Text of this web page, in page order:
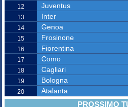
12 Juventus
13 Inter
14 Genoa
15 Frosinone
16 Fiorentina
17 Como
18 Cagliari
19 Bologna
20 Atalanta
PROSSIMO